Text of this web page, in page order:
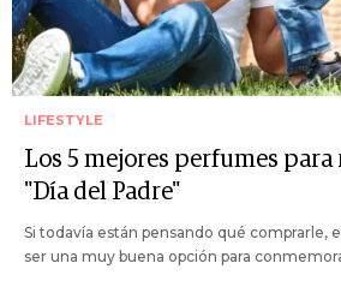
LIFESTYLE
Los 5 mejores perfumes para
"Día del Padre"
Si todavía están pensando qué comprarle,
ser una muy buena opción para